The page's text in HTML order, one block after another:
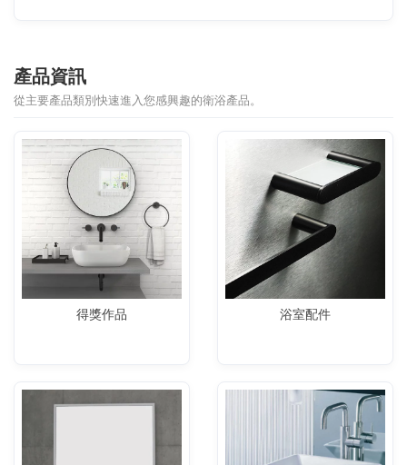
產品資訊
從主要產品類別快速進入您感興趣的衛浴產品。
得獎作品 浴室配件